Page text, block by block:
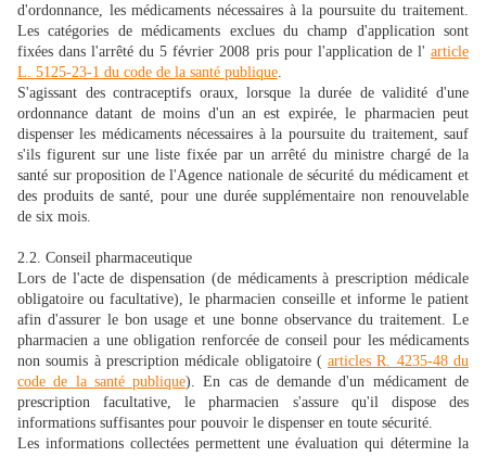
d'ordonnance, les médicaments nécessaires à la poursuite du traitement.
Les catégories de médicaments exclues du champ d'application sont
fixées dans l'arrêté du 5 février 2008 pris pour l'application de l' article
L. 5125-23-1 du code de la santé publique
S'agissant des contraceptifs oraux, lorsque la durée de validité d'une
ordonnance datant de moins d'un an est expirée, le pharmacien peut
dispenser les médicaments nécessaires à la poursuite du traitement, sauf
s'ils figurent sur une liste fixée par un arrêté du ministre chargé de la
santé sur proposition de l'Agence nationale de sécurité du médicament et
des produits de santé, pour une durée supplémentaire non renouvelable
de six mois.
2.2. Conseil pharmaceutique
Lors de l'acte de dispensation (de médicaments à prescription médicale
obligatoire ou facultative), le pharmacien conseille et informe le patient
afin d'assurer le bon usage et une bonne observance du traitement. Le
pharmacien a une obligation renforcée de conseil pour les médicaments
non soumis à prescription médicale obligatoire (articles R. 4235-48 du
code de la santé publique). En cas de demande d'un médicament de
prescription facultative, le pharmacien s'assure qu'il dispose des
informations suffisantes pour pouvoir le dispenser en toute sécurité.
Les informations collectées permettent une évaluation qui détermine la